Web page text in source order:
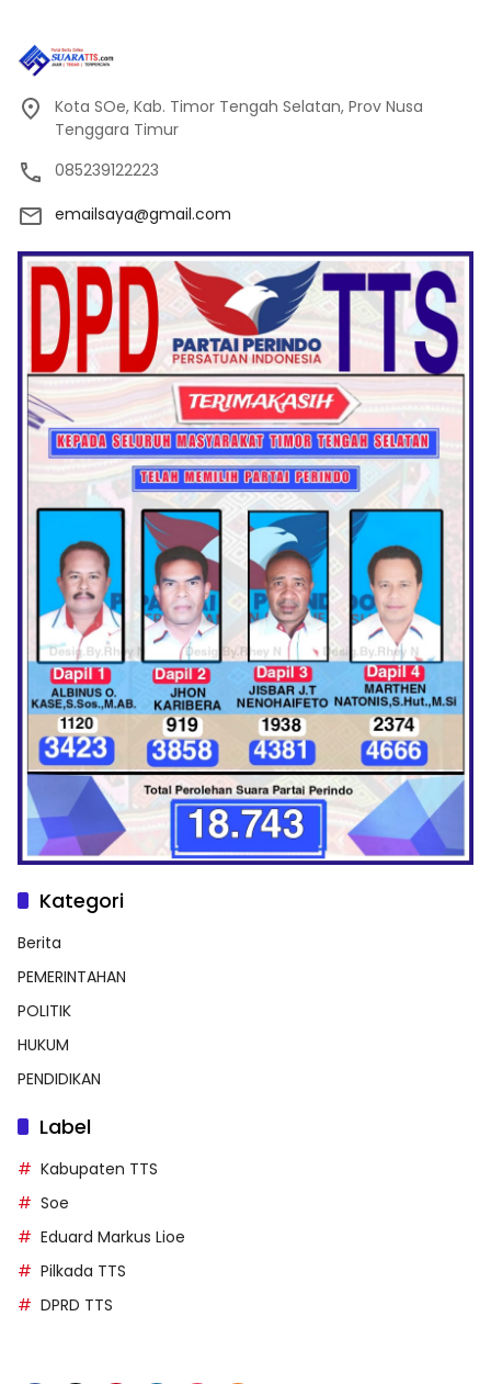
Kota SOe, Kab. Timor Tengah Selatan, Prov Nusa
Tenggara Timur
085239122223
emailsaya@gmail.com
Kategori
Berita
PEMERINTAHAN
POLITIK
HUKUM
PENDIDIKAN
Label
Kabupaten TTS
Soe
Eduard Markus Lioe
Pilkada TTS
DPRD TTS